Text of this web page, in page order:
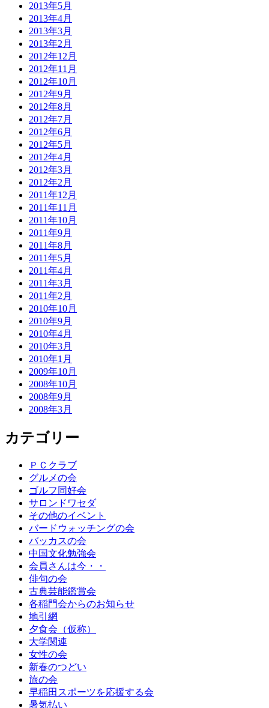
2013年5月
2013年4月
2013年3月
2013年2月
2012年12月
2012年11月
2012年10月
2012年9月
2012年8月
2012年7月
2012年6月
2012年5月
2012年4月
2012年3月
2012年2月
2011年12月
2011年11月
2011年10月
2011年9月
2011年8月
2011年5月
2011年4月
2011年3月
2011年2月
2010年10月
2010年9月
2010年4月
2010年3月
2010年1月
2009年10月
2008年10月
2008年9月
2008年3月
カテゴリー
ＰＣクラブ
グルメの会
ゴルフ同好会
サロンドワセダ
その他のイベント
バードウォッチングの会
バッカスの会
中国文化勉強会
会員さんは今・・
俳句の会
古典芸能鑑賞会
各稲門会からのお知らせ
地引網
夕食会（仮称）
大学関連
女性の会
新春のつどい
旅の会
早稲田スポーツを応援する会
暑気払い